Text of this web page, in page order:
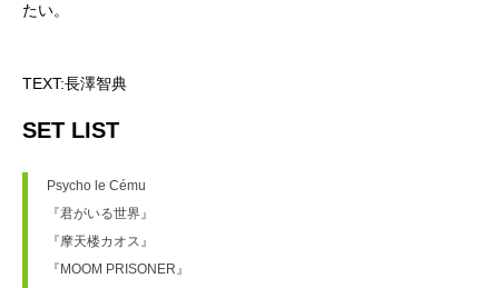
たい。
TEXT:長澤智典
SET LIST
Psycho le Cému
『君がいる世界』
『摩天楼カオス』
『MOOM PRISONER』